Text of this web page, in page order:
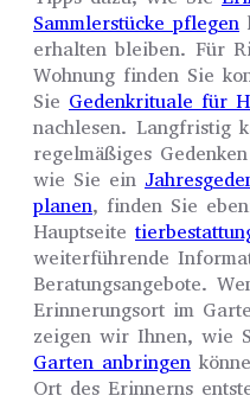
Sammlerstücke pflegen
erhalten bleiben. Für
Wohnung finden Sie
Sie Gedenkrituale für
nachlesen. Langfristig
regelmäßiges
wie Sie ein
planen, finden Sie
Hauptseite
weiterführende
Beratungsangebote.
Erinnerungsort im
zeigen wir Ihnen, wie
Garten anbringen
Ort des Erinnerns